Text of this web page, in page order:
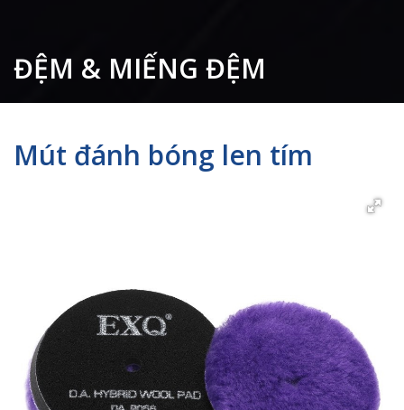
ĐỆM & MIẾNG ĐỆM
Mút đánh bóng len tím